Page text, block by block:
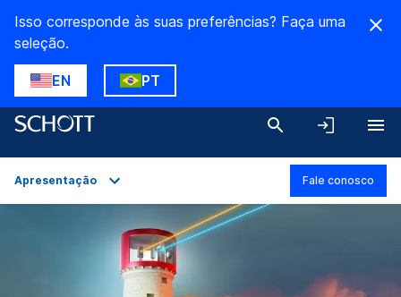
Isso corresponde às suas preferências? Faça uma
seleção.
EN PT
Apresentação
Detalhes técnicos
Apresentação Fale conosco